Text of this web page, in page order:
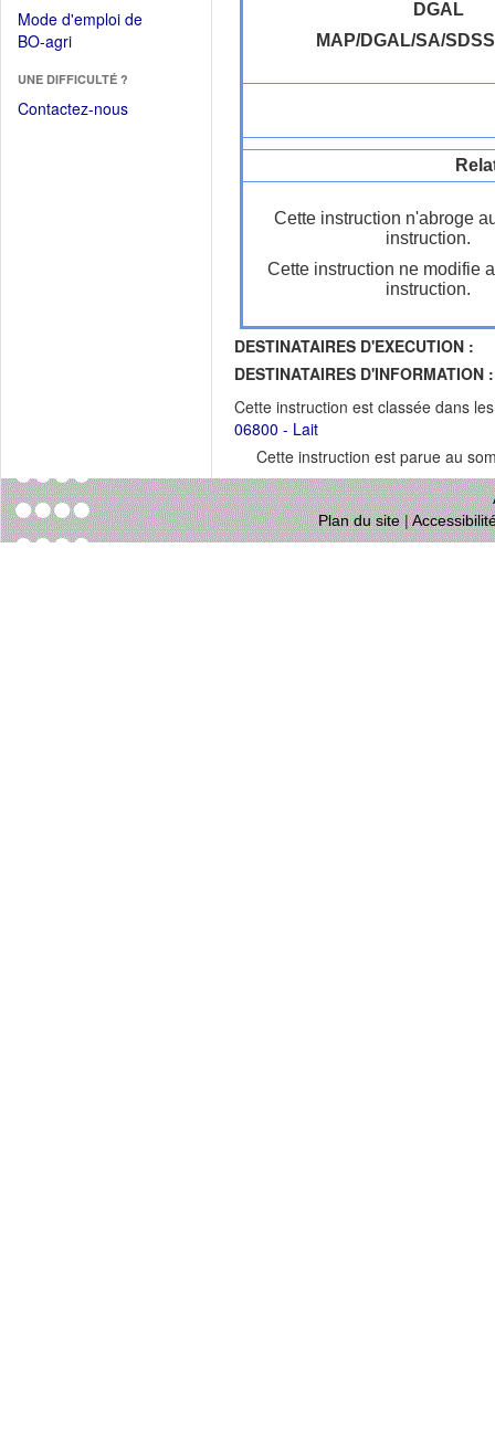
dans
une
fenêtre)
Mode d'emploi de
BO-agri(Ouvrir
une
nouvelle
UNE DIFFICULTÉ ?
Contactez-nous
DGAL
MAP/DGAL/SA/
Cette instruction n'abroge
instruction.
Cette instruction ne modifie
instruction.
DESTINATAIRES D'EXECUTION :
DESTINATAIRES D'INFORMATION :
Cette instruction est classée dans
06800 - Lait
Cette instruction est parue au
Plan du site|